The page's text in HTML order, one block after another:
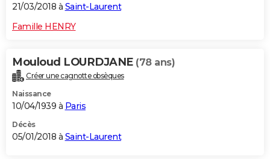
21/03/2018 à Saint-Laurent
Famille HENRY
Mouloud LOURDJANE (78 ans)
Créer une cagnotte obsèques
Naissance
10/04/1939 à Paris
Décès
05/01/2018 à Saint-Laurent